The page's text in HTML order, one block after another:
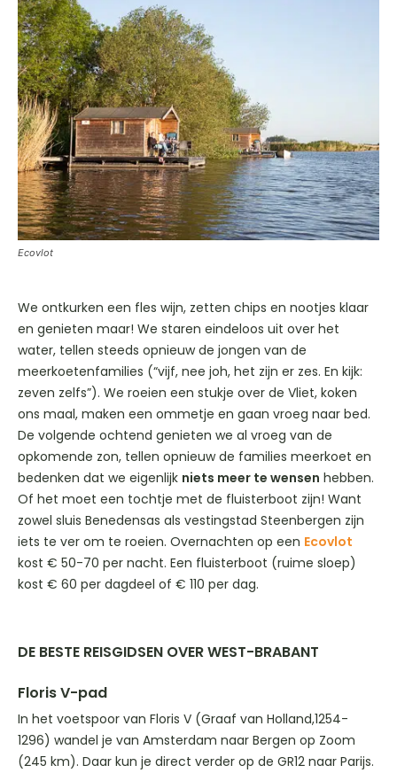
Ecovlot
We ontkurken een fles wijn, zetten chips en nootjes klaar
en genieten maar! We staren eindeloos uit over het
water, tellen steeds opnieuw de jongen van de
meerkoetenfamilies (“vijf, nee joh, het zijn er zes. En kijk:
zeven zelfs”). We roeien een stukje over de Vliet, koken
ons maal, maken een ommetje en gaan vroeg naar bed.
De volgende ochtend genieten we al vroeg van de
opkomende zon, tellen opnieuw de families meerkoet en
bedenken dat we eigenlijk niets meer te wensen hebben.
Of het moet een tochtje met de fluisterboot zijn! Want
zowel sluis Benedensas als vestingstad Steenbergen zijn
iets te ver om te roeien. Overnachten op een Ecovlot
kost € 50-70 per nacht. Een fluisterboot (ruime sloep)
kost € 60 per dagdeel of € 110 per dag.
DE BESTE REISGIDSEN OVER WEST-BRABANT
Floris V-pad
In het voetspoor van Floris V (Graaf van Holland,1254-
1296) wandel je van Amsterdam naar Bergen op Zoom
(245 km). Daar kun je direct verder op de GR12 naar Parijs.